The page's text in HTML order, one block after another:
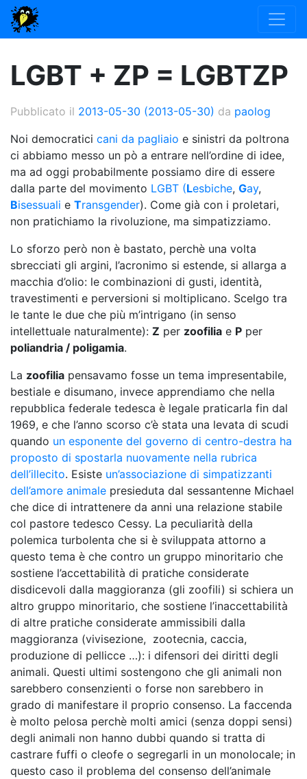
LGBT + ZP = LGBTZP
Pubblicato il 2013-05-30 (2013-05-30) da paolog
Noi democratici cani da pagliaio e sinistri da poltrona
ci abbiamo messo un pò a entrare nell’ordine di idee,
ma ad oggi probabilmente possiamo dire di essere
dalla parte del movimento LGBT (Lesbiche, Gay,
Bisessuali e Transgender). Come già con i proletari,
non pratichiamo la rivoluzione, ma simpatizziamo.
Lo sforzo però non è bastato, perchè una volta
sbrecciati gli argini, l’acronimo si estende, si allarga a
macchia d’olio: le combinazioni di gusti, identità,
travestimenti e perversioni si moltiplicano. Scelgo tra
le tante le due che più m’intrigano (in senso
intellettuale naturalmente): Z per zoofilia e P per
poliandria / poligamia.
La zoofilia pensavamo fosse un tema impresentabile,
bestiale e disumano, invece apprendiamo che nella
repubblica federale tedesca è legale praticarla fin dal
1969, e che l’anno scorso c’è stata una levata di scudi
quando un esponente del governo di centro-destra ha
proposto di spostarla nuovamente nella rubrica
dell’illecito. Esiste un’associazione di simpatizzanti
dell’amore animale presieduta dal sessantenne Michael
che dice di intrattenere da anni una relazione stabile
col pastore tedesco Cessy. La peculiarità della
polemica turbolenta che si è sviluppata attorno a
questo tema è che contro un gruppo minoritario che
sostiene l’accettabilità di pratiche considerate
disdicevoli dalla maggioranza (gli zoofili) si schiera un
altro gruppo minoritario, che sostiene l’inaccettabilità
di altre pratiche considerate ammissibili dalla
maggioranza (vivisezione, zootecnia, caccia,
produzione di pellicce …): i difensori dei diritti degli
animali. Questi ultimi sostengono che gli animali non
sarebbero consenzienti o forse non sarebbero in
grado di manifestare il proprio consenso. La faccenda
è molto pelosa perchè molti amici (senza doppi sensi)
degli animali non hanno dubbi quando si tratta di
castrare fuffi o cleofe o segregarli in un monolocale; in
questo caso il problema del consenso dell’animale